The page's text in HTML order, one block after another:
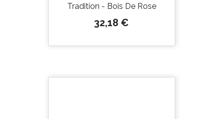
Tradition - Bois De Rose
Prix
32,18 €